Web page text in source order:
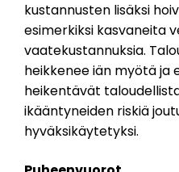
kustannusten lisäksi
esimerkiksi kasvaneita
vaatekustannuksia.
heikkenee iän myötä ja
heikentävät
ikääntyneiden riskiä
hyväksikäytetyksi.